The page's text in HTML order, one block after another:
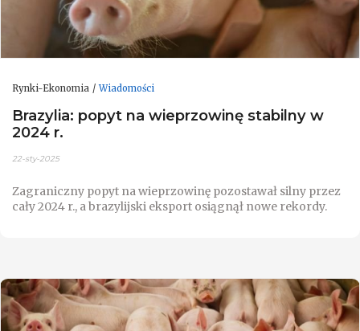
Rynki-Ekonomia Wiadomości
Brazylia: popyt na wieprzowinę stabilny w
2024 r.
22-sty-2025
Zagraniczny popyt na wieprzowinę pozostawał silny przez
cały 2024 r., a brazylijski eksport osiągnął nowe rekordy.